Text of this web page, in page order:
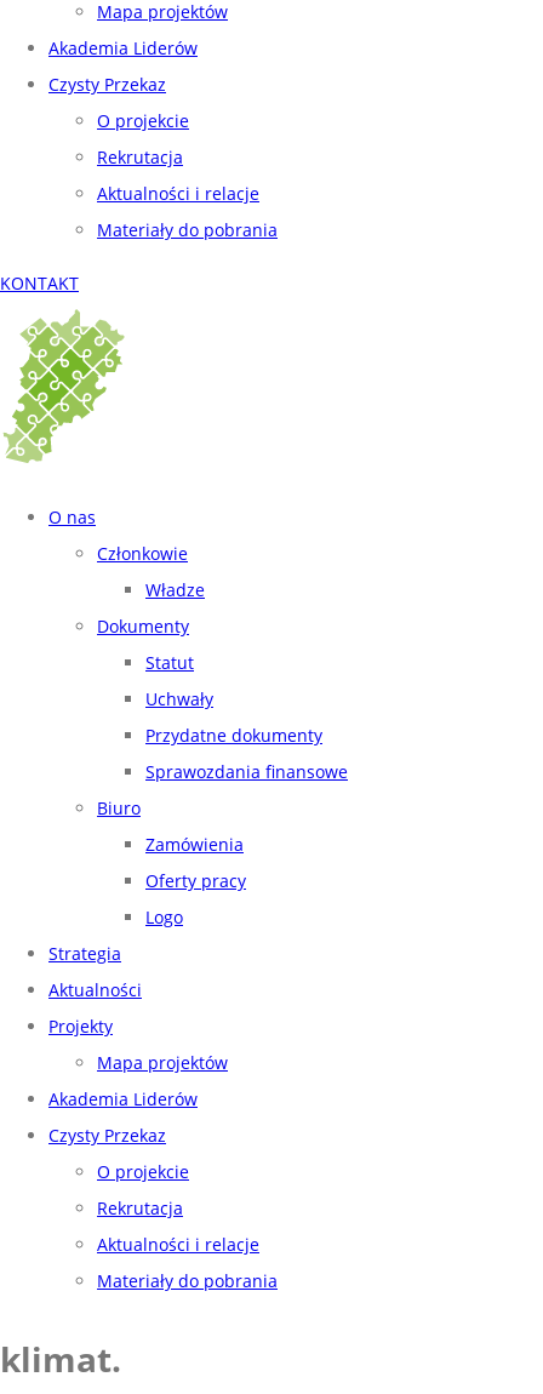
Mapa projektów
Akademia Liderów
Czysty Przekaz
O projekcie
Rekrutacja
Aktualności i relacje
Materiały do pobrania
KONTAKT
O nas
Członkowie
Władze
Dokumenty
Statut
Uchwały
Przydatne dokumenty
Sprawozdania finansowe
Biuro
Zamówienia
Oferty pracy
Logo
Strategia
Aktualności
Projekty
Mapa projektów
Akademia Liderów
Czysty Przekaz
O projekcie
Rekrutacja
Aktualności i relacje
Materiały do pobrania
klimat.